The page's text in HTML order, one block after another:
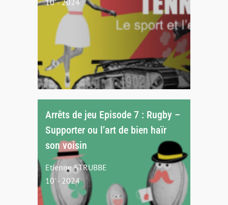
Arrêts de jeu Episode 7 : Rugby –
Supporter ou l’art de bien haïr
son voisin
Etienne STRUBBE
10' - 2024